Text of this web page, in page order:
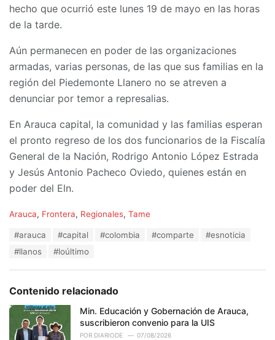
hecho que ocurrió este lunes 19 de mayo en las horas
de la tarde.
Aún permanecen en poder de las organizaciones
armadas, varias personas, de las que sus familias en la
región del Piedemonte Llanero no se atreven a
denunciar por temor a represalias.
En Arauca capital, la comunidad y las familias esperan
el pronto regreso de los dos funcionarios de la Fiscalía
General de la Nación, Rodrigo Antonio López Estrada
y Jesús Antonio Pacheco Oviedo, quienes están en
poder del Eln.
C
i
Arauca, Frontera, Regionales, Tame
#arauca #capital #colombia #comparte
#esnoticia
#llanos
#loúltimo
Contenido relacionado
Min. Educación y Gobernación de Arauca,
suscribieron convenio para la UIS
POR DIARIODE 07/08/2026